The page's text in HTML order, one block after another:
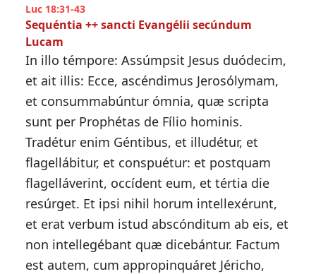
Luc 18:31-43
Sequéntia ++ sancti Evangélii secúndum
Lucam
In illo témpore: Assúmpsit Jesus duódecim,
et ait illis: Ecce, ascéndimus Jerosólymam,
et consummabúntur ómnia, quæ scripta
sunt per Prophétas de Fílio hominis.
Tradétur enim Géntibus, et illudétur, et
flagellábitur, et conspuétur: et postquam
flagelláverint, occídent eum, et tértia die
resúrget. Et ipsi nihil horum intellexérunt,
et erat verbum istud abscónditum ab eis, et
non intellegébant quæ dicebántur. Factum
est autem, cum appropinquáret Jéricho,